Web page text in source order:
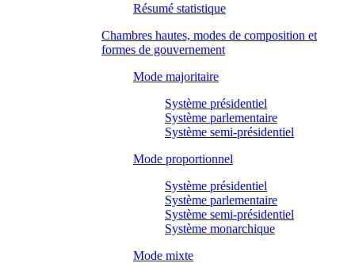
Résumé statistique
Chambres hautes, modes de composition et
formes de gouvernement
Mode majoritaire
Système présidentiel
Système parlementaire
Système semi-présidentiel
Mode proportionnel
Système présidentiel
Système parlementaire
Système semi-présidentiel
Système monarchique
Mode mixte